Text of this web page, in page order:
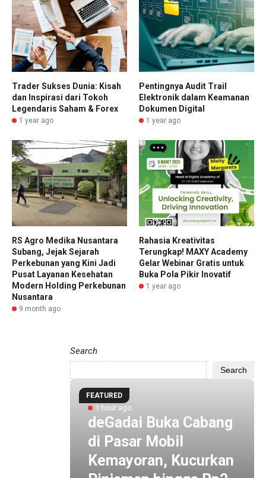
Trader Sukses Dunia: Kisah
dan Inspirasi dari Tokoh
Legendaris Saham & Forex
1 year ago
Pentingnya Audit Trail
Elektronik dalam Keamanan
Dokumen Digital
1 year ago
RS Agro Medika Nusantara
Subang, Jejak Sejarah
Perkebunan yang Kini Jadi
Pusat Layanan Kesehatan
Modern Holding Perkebunan
Nusantara
9 month ago
Rahasia Kreativitas
Terungkap! MAXY Academy
Gelar Webinar Gratis untuk
Buka Pola Pikir Inovatif
1 year ago
Search
Search
FEATURED
1 hour ago
deGadai Buka Cabang
di Pasar Mobil
Kemayoran, Kucurkan